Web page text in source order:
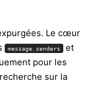
Le cœur
message.senders et
pour les
sur la